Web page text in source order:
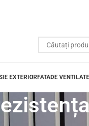
EXTERIORFATADE VENTILATE